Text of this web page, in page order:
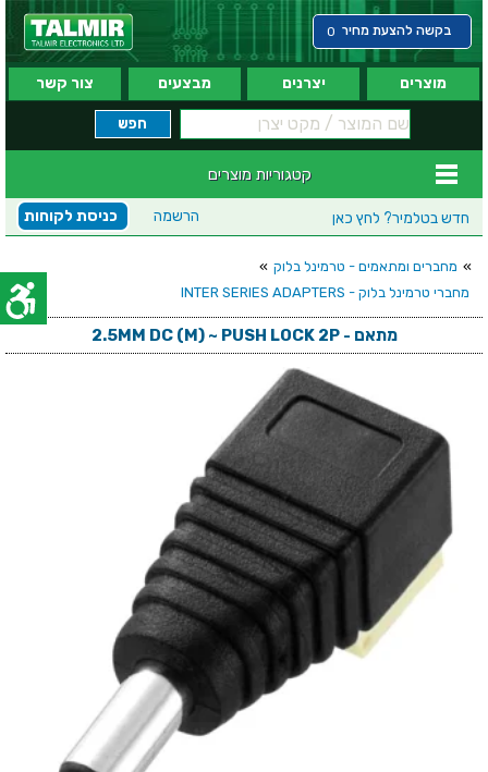
בקשה להצעת מחיר 0
מוצרים יצרנים מבצעים צור קשר
קטגוריות מוצרים
חדש בטלמיר? לחץ כאן כניסת לקוחות הרשמה
» מחברים ומתאמים - טרמינל בלוק »
מחברי טרמינל בלוק - INTER SERIES ADAPTERS
מתאם - 2.5MM DC (M) ~ PUSH LOCK 2P